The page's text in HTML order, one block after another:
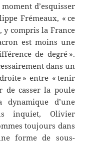
d’esquisser
Frémeaux, « ce
y compris la France
est moins une
de degré ».
dans un
» entre « tenir
de casser la poule
d’une
inquiet, Olivier
toujours dans
forme de sous-